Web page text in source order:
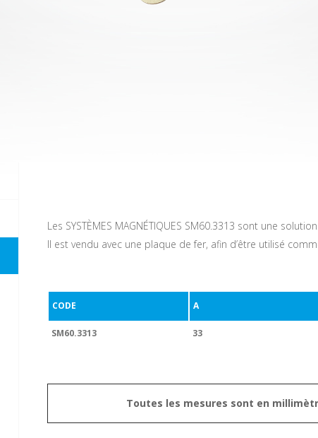
Les SYSTÈMES MAGNÉTIQUES SM60.3313 sont une
Il est vendu avec une plaque de fer, afin d’être utilisé
CODE A
SM60.3313 33
Toutes les mesures sont en